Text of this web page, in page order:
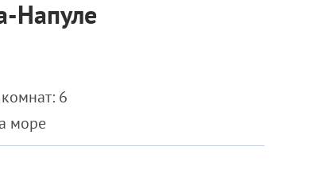
Напуле
6
море